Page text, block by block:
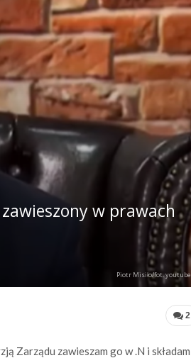
w prawach
Piotr Misiło/fot. youtube
2
Zarządu zawieszam go w .N i składam